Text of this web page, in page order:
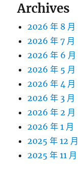
Archives
2026 年 8 月
2026 年 7 月
2026 年 6 月
2026 年 5 月
2026 年 4 月
2026 年 3 月
2026 年 2 月
2026 年 1 月
2025 年 12 月
2025 年 11 月